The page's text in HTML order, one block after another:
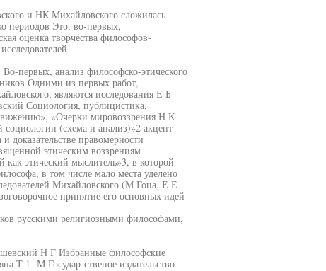
и НК Михайловского сложилась
периодов Это, во-первых,
оценка творчества философов-
первых, анализ философско-этического
Одними из первых работ,
являются исследования Е Б
Социология, публицистика,
«Очерки мировоззрения Н К
социологии (схема и анализ)»2 акцент
доказательстве правомерности
этическим воззрениям
этический мыслитель»3, в которой
в том числе мало места уделено
Михайловского (М Гоца, Е Е
принятие его основных идей
русскими религиозными философами,
Н Г Избранные философские
Т 1 -М Государ-ственое издательство